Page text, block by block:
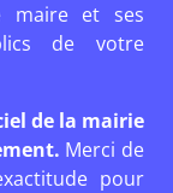
maire et ses
de votre
de la mairie
Merci de
pour